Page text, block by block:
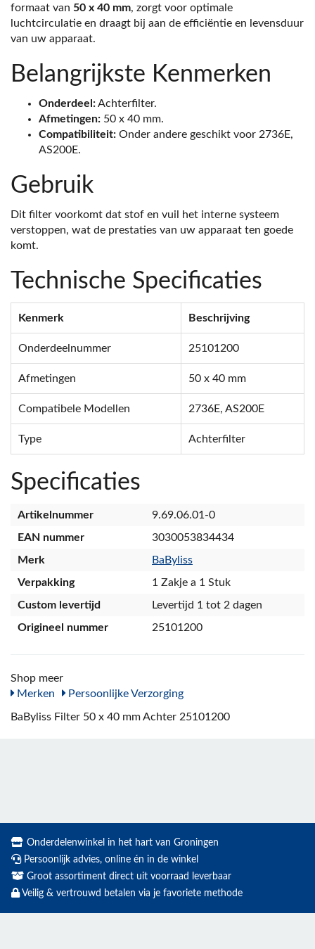
formaat van 50 x 40 mm, zorgt voor optimale
luchtcirculatie en draagt bij aan de efficiëntie en levensduur
van uw apparaat.
Belangrijkste Kenmerken
Onderdeel:Achterfilter.
Afmetingen: 50 x 40 mm.
Compatibiliteit: Onder andere geschikt voor 2736E,
AS200E.
Gebruik
Dit filter voorkomt dat stof en vuil het interne systeem
verstoppen, wat de prestaties van uw apparaat ten goede
komt.
Technische Specificaties
Kenmerk Beschrijving
Onderdeelnummer 25101200
Afmetingen 50 x 40 mm
Compatibele Modellen 2736E, AS200E
Type Achterfilter
Specificaties
Artikelnummer
9.69.06.01-0
EAN nummer
3030053834434
Merk
BaByliss
Verpakking
1 Zakje a 1 Stuk
Custom levertijd
Levertijd 1 tot 2 dagen
Origineel nummer
25101200
Shop meer
Merken
Persoonlijke Verzorging
BaByliss Filter 50 x 40 mm Achter 25101200
Onderdelenwinkel in het hart van Groningen
Persoonlijk advies, online én in de winkel
Groot assortiment direct uit voorraad leverbaar
Veilig & vertrouwd betalen via je favoriete methode